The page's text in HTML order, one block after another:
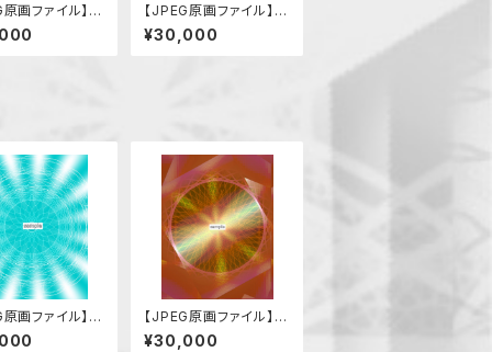
画ファイル】混
安穏
【JPEG原画ファイル】混
沌
¥30,000
画ファイル】安
、新境地）
【JPEG原画ファイル】治
癒
¥30,000